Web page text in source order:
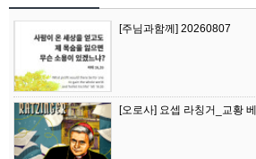
[주님과함께] 20260807
[오로사] 요셉 라칭거_교황